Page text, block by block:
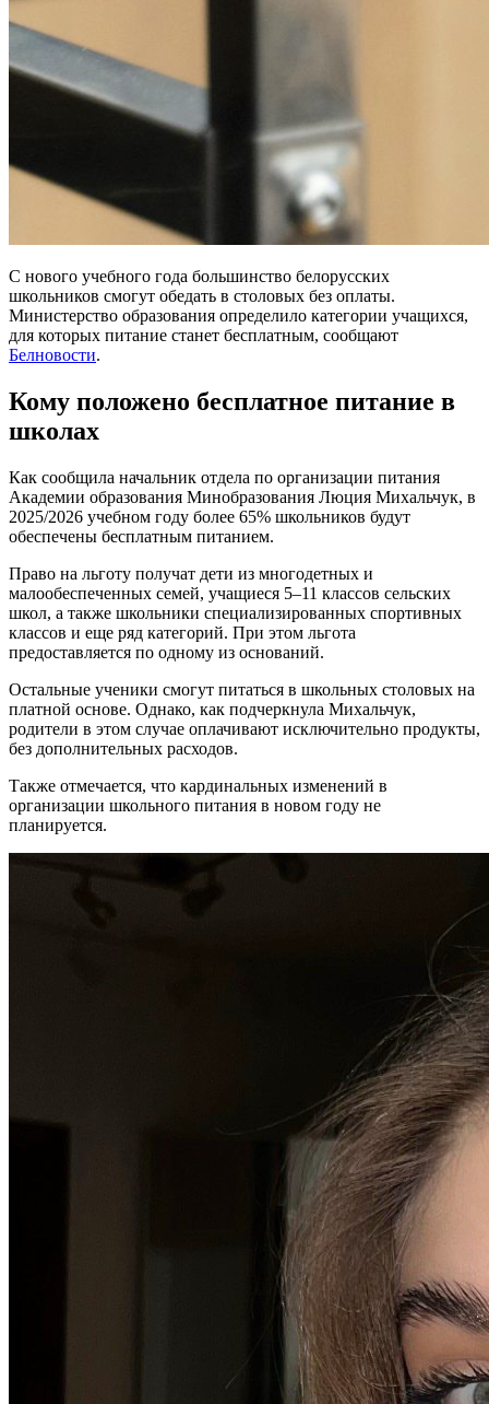
С нового учебного года большинство белорусских
школьников смогут обедать в столовых без оплаты.
Министерство образования определило категории учащихся,
для которых питание станет бесплатным, сообщают
Белновости.
Кому положено бесплатное питание в
школах
Как сообщила начальник отдела по организации питания
Академии образования Минобразования Люция Михальчук, в
2025/2026 учебном году более 65% школьников будут
обеспечены бесплатным питанием.
Право на льготу получат дети из многодетных и
малообеспеченных семей, учащиеся 5–11 классов сельских
школ, а также школьники специализированных спортивных
классов и еще ряд категорий. При этом льгота
предоставляется по одному из оснований.
Остальные ученики смогут питаться в школьных столовых на
платной основе. Однако, как подчеркнула Михальчук,
родители в этом случае оплачивают исключительно продукты,
без дополнительных расходов.
Также отмечается, что кардинальных изменений в
организации школьного питания в новом году не
планируется.